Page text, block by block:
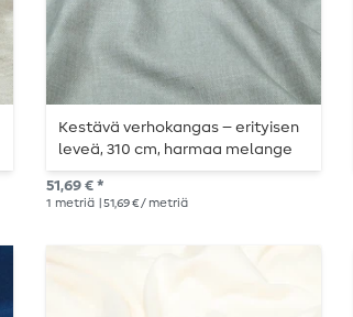
Kestävä verhokangas – erityisen
leveä, 310 cm, harmaa melange
51,69 € *
1 metriä | 51,69 € / metriä